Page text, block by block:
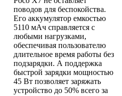
поводов для беспокойства.
Его аккумулятор емкостью
5110 мАч справляется с
любыми нагрузками,
обеспечивая пользователю
длительное время работы без
подзарядки. А поддержка
быстрой зарядки мощностью
45 Вт позволяет заряжать
устройство до 50% всего за